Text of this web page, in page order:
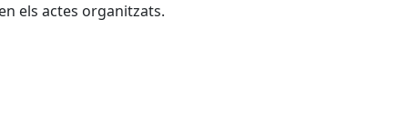
els actes organitzats.